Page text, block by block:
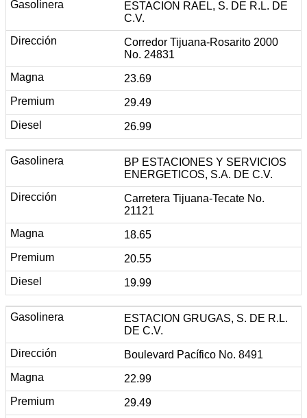
ESTACION RAEL, S. DE R.L. DE
C.V.
Corredor Tijuana-Rosarito 2000
No. 24831
23.69
29.49
26.99
BP ESTACIONES Y SERVICIOS
ENERGETICOS, S.A. DE C.V.
Carretera Tijuana-Tecate No.
21121
18.65
20.55
19.99
ESTACION GRUGAS, S. DE R.L.
DE C.V.
Boulevard Pacífico No. 8491
22.99
29.49